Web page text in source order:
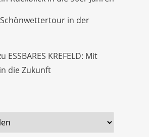
Schönwettertour in der
ESSBARES KREFELD: Mit
die Zukunft